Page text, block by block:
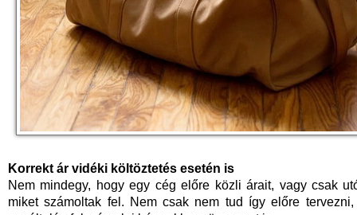
Korrekt ár vidéki költöztetés esetén is
Nem mindegy, hogy egy cég előre közli árait, vagy csak
miket számoltak fel. Nem csak nem tud így előre